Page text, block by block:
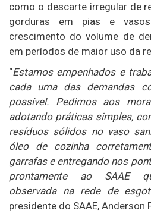
como o descarte irregular de
gorduras em pias e
crescimento do volume de
em períodos de maior uso da
“Estamos empenhados e
cada uma das demandas
possível. Pedimos aos
adotando práticas simples,
resíduos sólidos no vaso
óleo de cozinha
garrafas e entregando nos
prontamente ao SAAE
observada na rede de
presidente do SAAE, Anderson